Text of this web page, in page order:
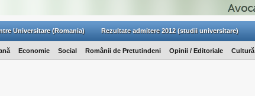
Universitare (Romania) Rezultate admitere 2012 (studii universitare)
Economie Social Românii de Pretutindeni Opinii / Editoriale Cultură